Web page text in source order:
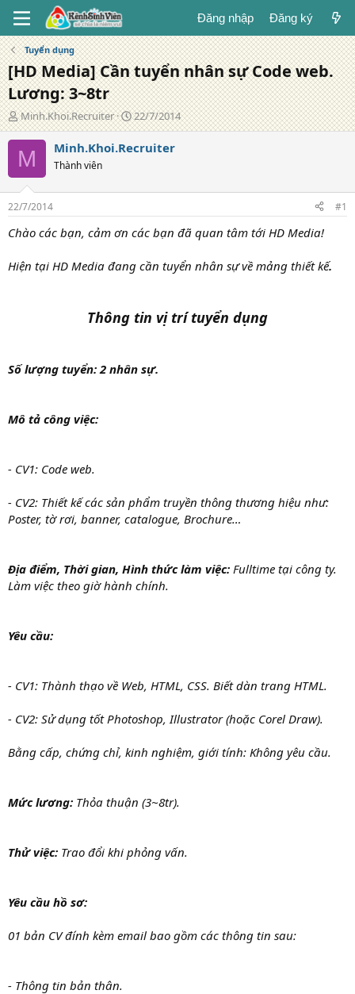
Đăng nhập Đăng ký
Tuyển dụng
[HD Media] Cần tuyển nhân sự Code web.
Lương: 3~8tr
T
á
c
g
ả
Minh.Khoi.Recruiter
N
g
à
g
22/7/2014
M Minh.Khoi.Recruiter
Thành viên
22/7/2014 #1
Chào các bạn, cảm ơn các bạn đã quan tâm tới HD Media!
Hiện tại HD Media đang cần tuyển nhân sự về mảng thiết kế.
Thông tin vị trí tuyển dụng
Số lượng tuyển: 2 nhân sự.
Mô tả công việc:
- CV1: Code web.
- CV2: Thiết kế các sản phẩm truyền thông thương hiệu như:
Poster, tờ rơi, banner, catalogue, Brochure…
Địa điểm, Thời gian, Hình thức làm việc: Fulltime tại công ty.
Làm việc theo giờ hành chính.
Yêu cầu:
- CV1: Thành thạo về Web, HTML, CSS. Biết dàn trang HTML.
- CV2: Sử dụng tốt Photoshop, Illustrator (hoặc Corel Draw).
Bằng cấp, chứng chỉ, kinh nghiệm, giới tính: Không yêu cầu.
Mức lương: Thỏa thuận (3~8tr).
Thử việc: Trao đổi khi phỏng vấn.
Yêu cầu hồ sơ:
01 bản CV đính kèm email bao gồm các thông tin sau:
- Thông tin bản thân.